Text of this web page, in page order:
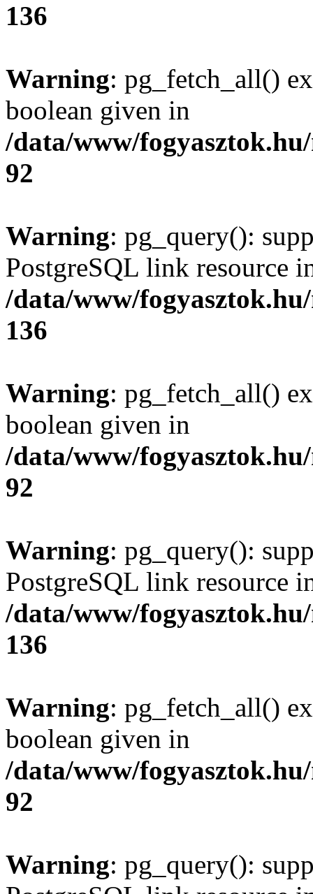
136
Warning: pg_fetch_all()
boolean given in
/data/www/
92
Warning: pg_query():
PostgreSQL link resource
/data/www/
136
Warning: pg_fetch_all()
boolean given in
/data/www/
92
Warning: pg_query():
PostgreSQL link resource
/data/www/
136
Warning: pg_fetch_all()
boolean given in
/data/www/
92
Warning: pg_query():